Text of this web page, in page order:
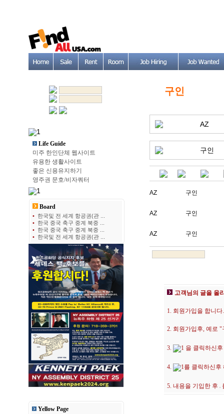
Life Guide
미주 한인단체 웹사이트
유용한 생활사이트
좋은 신용유지하기
영주권 문호/비자쿼터
Board
• 한국및 전 세계 항공권(관 ...
• 한국 중국 축구 중계 북중 ...
• 한국 중국 축구 중계 북중 ...
• 한국및 전 세계 항공권(관 ...
Yellow Page
구인
AZ
구인
AZ 구인
AZ 구인
AZ 구인
고객님의 글을 올
1. 회원가입을 합니다.
2. 회원가입후, 예로
3. 을 클릭하신
4. 를 클릭하신후
5. 내용을 기입한 후